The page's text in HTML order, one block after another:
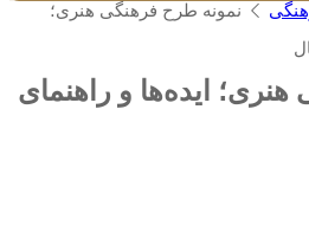
نمونه طرح فرهنگی هنری؛
ایده‌ها و راهنمای